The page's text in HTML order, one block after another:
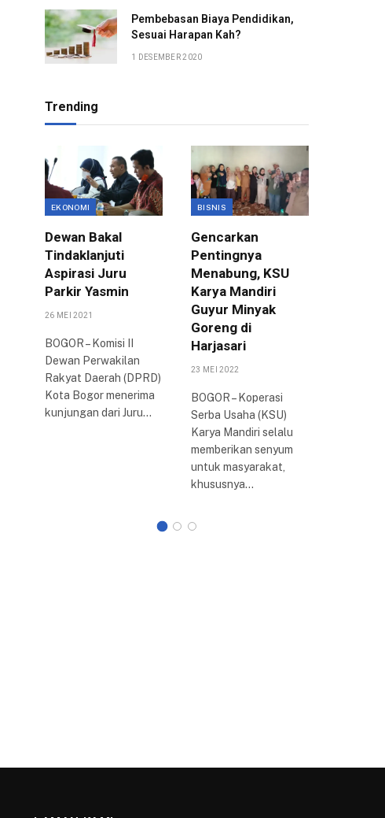
Pembebasan Biaya Pendidikan,
Sesuai Harapan Kah?
1 DESEMBER 2020
Trending
EKONOMI
Dewan Bakal
Tindaklanjuti
Aspirasi Juru
Parkir Yasmin
26 MEI 2021
BOGOR – Komisi II
Dewan Perwakilan
Rakyat Daerah (DPRD)
Kota Bogor menerima
kunjungan dari Juru…
BISNIS
Gencarkan
Pentingnya
Menabung, KSU
Karya Mandiri
Guyur Minyak
Goreng di
Harjasari
23 MEI 2022
BOGOR – Koperasi
Serba Usaha (KSU)
Karya Mandiri selalu
memberikan senyum
untuk masyarakat,
khususnya…